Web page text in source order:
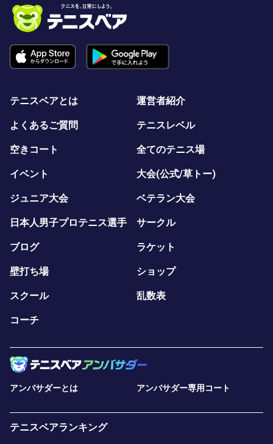
テニスベアとは 運営者紹介
よくあるご質問 テニスレベル
空きコート 全てのテニス場
イベント 大会(公式/草トー)
ジュニア大会 ベテラン大会
日本人男子プロテニス選手 サークル
ブログ ラケット
壁打ち場 ショップ
スクール 乱数表
コーチ
アンバサダーとは アンバサダー専用コート
テニスベアランキング